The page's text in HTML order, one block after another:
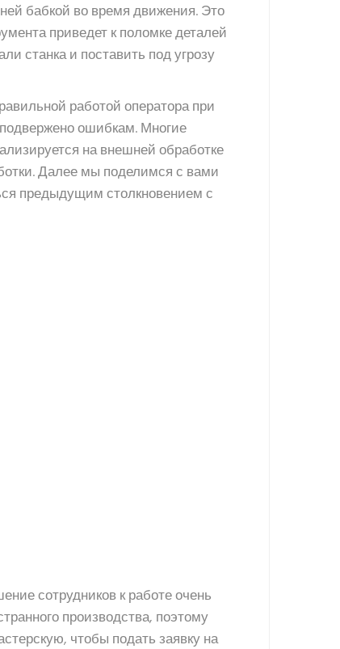
бабкой во время движения. Это
приведет к поломке деталей
станка и поставить под угрозу
работой оператора при
ошибкам. Многие
на внешней обработке
Далее мы поделимся с вами
предыдущим столкновением с
сотрудников к работе очень
производства, поэтому
чтобы подать заявку на